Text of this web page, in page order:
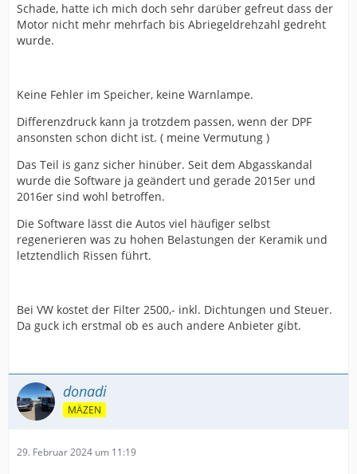
Schade, hatte ich mich doch sehr darüber gefreut dass der
Motor nicht mehr mehrfach bis Abriegeldrehzahl gedreht
wurde.
Keine Fehler im Speicher, keine Warnlampe.
Differenzdruck kann ja trotzdem passen, wenn der DPF
ansonsten schon dicht ist. ( meine Vermutung )
Das Teil is ganz sicher hinüber. Seit dem Abgasskandal
wurde die Software ja geändert und gerade 2015er und
2016er sind wohl betroffen.
Die Software lässt die Autos viel häufiger selbst
regenerieren was zu hohen Belastungen der Keramik und
letztendlich Rissen führt.
Bei VW kostet der Filter 2500,- inkl. Dichtungen und Steuer.
Da guck ich erstmal ob es auch andere Anbieter gibt.
donadi
MÄZEN
29. Februar 2024 um 11:19